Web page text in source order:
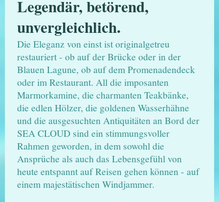
Legendär, betörend,
unvergleichlich.
Die Eleganz von einst ist originalgetreu
restauriert - ob auf der Brücke oder in der
Blauen Lagune, ob auf dem Promenadendeck
oder im Restaurant. All die imposanten
Marmorkamine, die charmanten Teakbänke,
die edlen Hölzer, die goldenen Wasserhähne
und die ausgesuchten Antiquitäten an Bord der
SEA CLOUD sind ein stimmungsvoller
Rahmen geworden, in dem sowohl die
Ansprüche als auch das Lebensgefühl von
heute entspannt auf Reisen gehen können - auf
einem majestätischen Windjammer.